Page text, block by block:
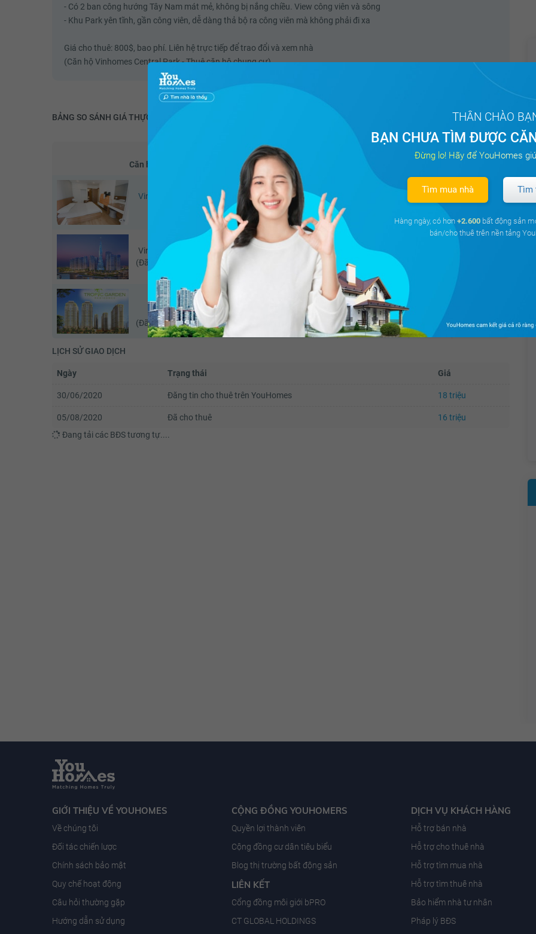
- Có 2 ban công hướng Tây Nam mát mẻ, không bị nắng chiều. View công viên và sông
- Khu Park yên tĩnh, gần công viên, dễ dàng thả bộ ra công viên mà không phải đi xa
Giá cho thuê: 800$, bao phí. Liên hệ trực tiếp để trao đổi và xem nhà
(Căn hộ Vinhomes Central Park - Thuê căn hộ chung cư)
BẢNG SO SÁNH GIÁ THỰC
Căn hộ Tòa
công
Diện
Vinhomes Central Park
(Căn đang xem)
Vinhomes Central Park 90 m² 16 triệu
Vinhomes Central Park
(Đã giao dịch - 07/2026)
Vinhomes Central Park Đông Nam
Khu căn hộ Tropic
Garden
(Đã giao dịch - 05/2026)
Khu căn hộ Tropic
Tây Bắc
LỊCH SỬ GIAO DỊCH
Ngày Trạng thái Giá
30/06/2020 Đăng tin cho thuê trên YouHomes 18 triệu
05/08/2020 Đã cho thuê
16 triệu
Đang tải các BĐS tương tự....
GIỚI THIỆU VỀ YOUHOMES
Về chúng tôi
Đối tác chiến lược
Chính sách bảo mật
Quy chế hoạt động
Câu hỏi thường gặp
Hướng dẫn sử dụng
CỘNG ĐỒNG YOUHOMERS
Quyền lợi thành viên
Cộng đồng cư dân tiêu biểu
Blog thị trường bất động sản
LIÊN KẾT
Cổng đồng môi giới bPRO
CT GLOBAL HOLDINGS
DỊCH VỤ KHÁCH HÀNG
Hỗ trợ bán nhà
Hỗ trợ cho thuê nhà
Hỗ trợ tìm mua nhà
Hỗ trợ tìm thuê nhà
Bảo hiểm nhà tư nhân
Pháp lý BĐS
THÂN CHÀO
BẠN CHƯA TÌM ĐƯỢC
Đừng lo! Hãy để YouHomes
Tìm mua nhà Tìm
Hàng ngày, có hơn +2.600 bất động sản
bán/cho thuê trên nền tảng